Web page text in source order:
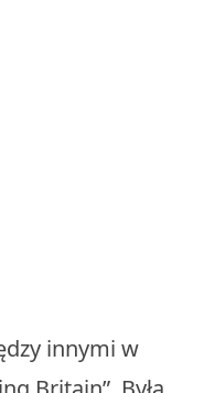
innymi w